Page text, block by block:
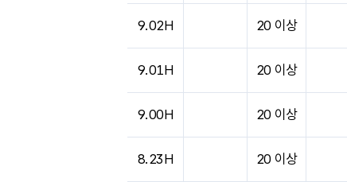
9.02H 20 이상
9.01H 20 이상
9.00H 20 이상
8.23H 20 이상